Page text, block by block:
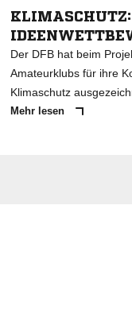
Der DFB hat beim
Amateurklubs für ihre
Klimaschutz
Mehr lesen